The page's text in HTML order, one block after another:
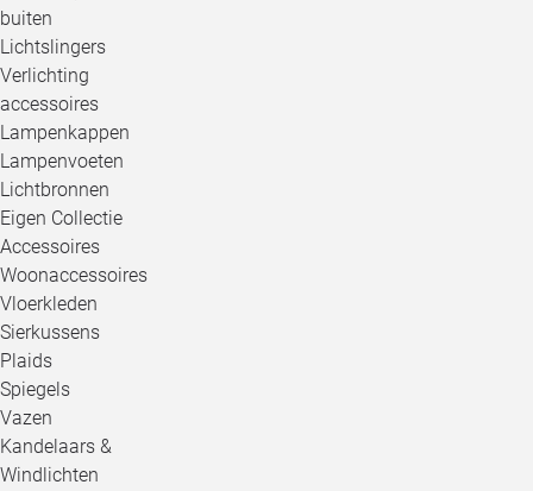
buiten
Lichtslingers
Verlichting
accessoires
Lampenkappen
Lampenvoeten
Lichtbronnen
Eigen Collectie
Accessoires
Woonaccessoires
Vloerkleden
Sierkussens
Plaids
Spiegels
Vazen
Kandelaars &
Windlichten